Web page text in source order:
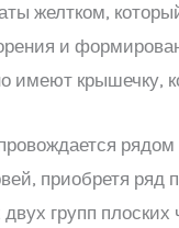
желтком,
и
крышечку,
приобретя ряд
групп плоских